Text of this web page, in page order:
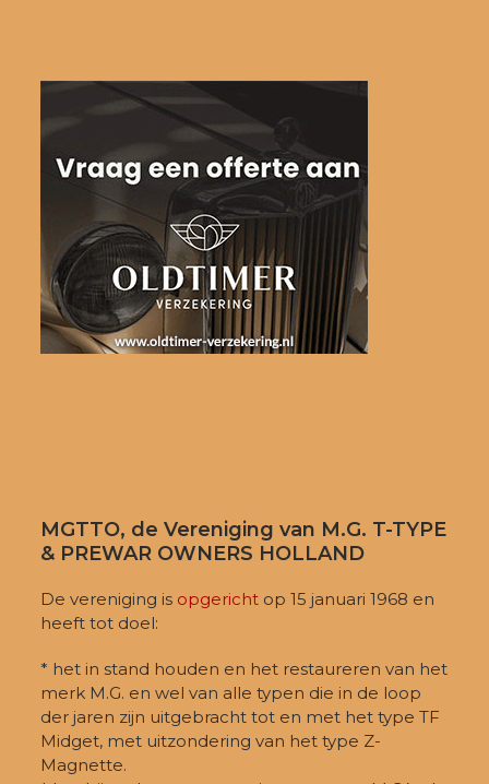
MGTTO, de Vereniging van M.G. T-TYPE
& PREWAR OWNERS HOLLAND
De vereniging is opgericht op 15 januari 1968 en
heeft tot doel:
* het in stand houden en het restaureren van het
merk M.G. en wel van alle typen die in de loop
der jaren zijn uitgebracht tot en met het type TF
Midget, met uitzondering van het type Z-
Magnette.